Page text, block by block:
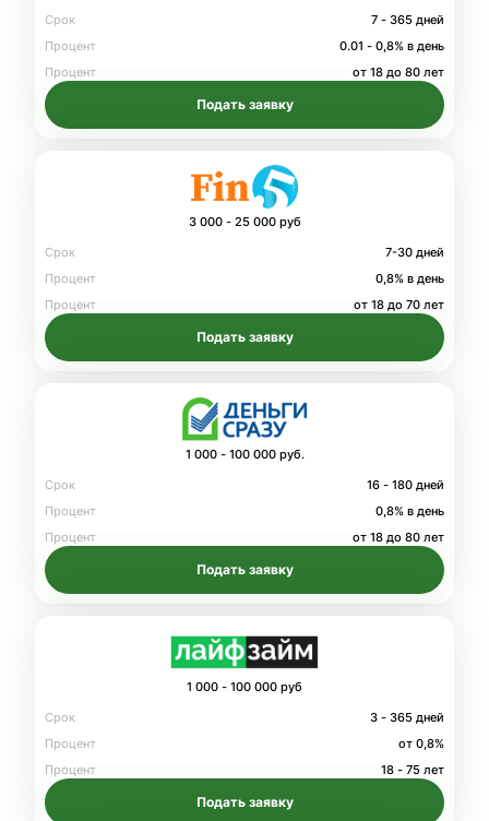
Срок
7 - 365 дней
Процент
0.01 - 0,8% в день
Процент
от 18 до 80 лет
Подать заявку
3 000 - 25 000 руб
Срок
7-30 дней
Процент
0,8% в день
Процент
от 18 до 70 лет
Подать заявку
1 000 - 100 000 руб.
Срок
16 - 180 дней
Процент
0,8% в день
Процент
от 18 до 80 лет
Подать заявку
1 000 - 100 000 руб
Срок
3 - 365 дней
Процент
от 0,8%
Процент
18 - 75 лет
Подать заявку